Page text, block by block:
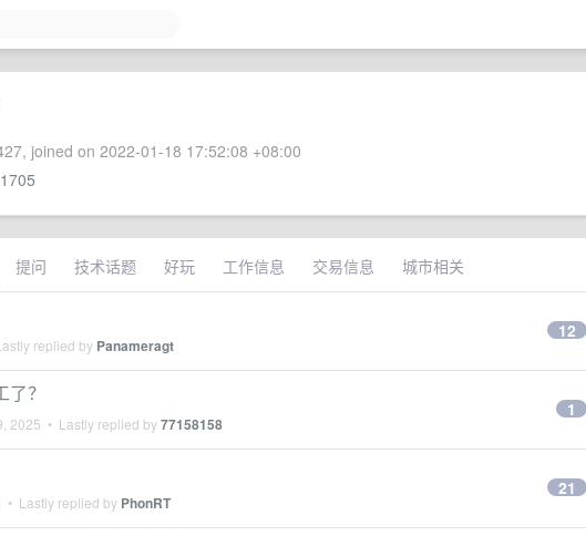
joined on 2022-01-18 17:52:08 +08:00
1705
提问 技术话题 好玩 工作信息 交易信息 城市相关
replied by Panameragt
12
？
2025 • Lastly replied by77158158
1
• Lastly replied by PhonRT
21